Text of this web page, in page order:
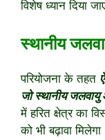
विशेष ध्यान दिया
स्थानीय
परियोजना के तहत
जो स्थानीय
में हरित क्षेत्र का
को भी बढ़ावा